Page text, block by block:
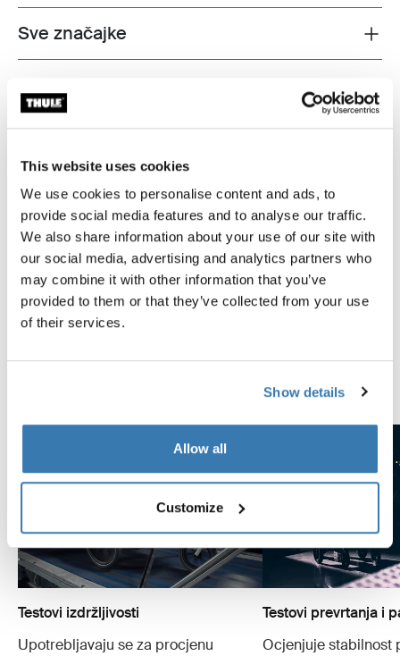
This website uses cookies
We use cookies to personalise content and ads, to
provide social media features and to analyse our traffic.
We also share information about your use of our site with
our social media, advertising and analytics partners who
may combine it with other information that you’ve
provided to them or that they’ve collected from your use
of their services.
Show details
Allow all
Customize
Toggle features
Sve značajke
Toggle guides and instructions
Upute
Testirano do granice izdržljivosti
U odjelu Thule Test Center™ u mjestu Hillerstorp,
Švedska, naše rigorozno testiranje osigurava da naši
proizvodi mogu podnijeti najteže uvjete. Uostalom, naše
prikolice napravljene su za najvažnije osobe na svijetu.
U nastavku su samo neki od mnogih testova koje
Testovi izdržljivosti
Upotrebljavaju se za procjenu
Testovi prevrtanja i
Ocjenjuje stabilnost